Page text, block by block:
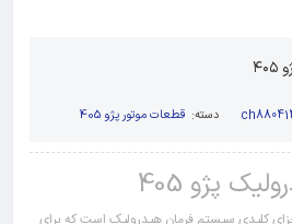
دسته: قطعات موتور پژو 405
پژو 405
کلیدی سیستم فرمان هیدرولیک است که برای